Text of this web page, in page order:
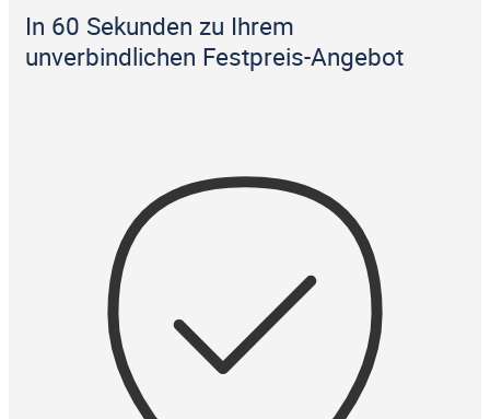
In 60 Sekunden zu Ihrem
unverbindlichen Festpreis-Angebot